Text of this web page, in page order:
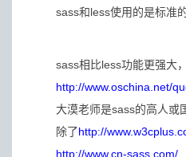
sass和less使用的是标准
sass相比less功能更强大，
http://www.oschina.net/
大漠老师是sass的高人或
除了http://
http://www.cn-sass.com/